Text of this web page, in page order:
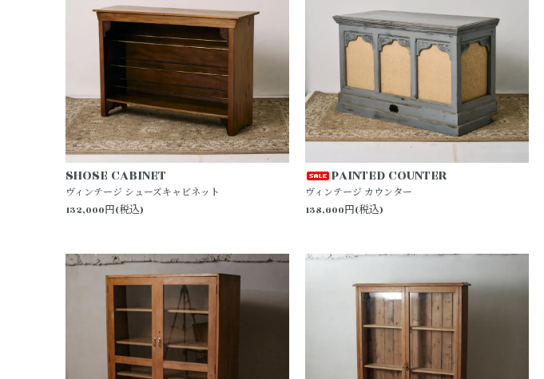
SHOSE CABINET
ヴィンテージ シューズキャビネット
132,000円(税込)
PAINTED COUNTER
ヴィンテージ カウンター
138,600円(税込)